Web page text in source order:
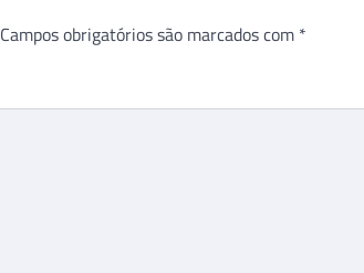
Campos obrigatórios são marcados com *